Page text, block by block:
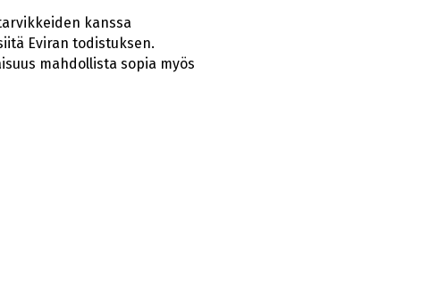
kanssa
Eviran todistuksen.
mahdollista sopia myös